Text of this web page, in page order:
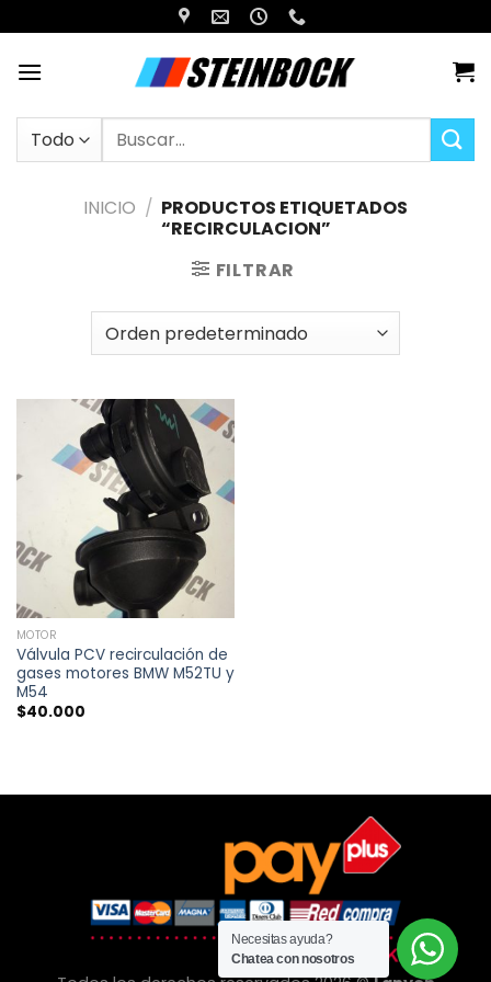
al
contenido
Buscar
INICIO / PRODUCTOS ETIQUETADOS
“RECIRCULACION”
FILTRAR
MOTOR
Válvula PCV recirculación de
gases motores BMW M52TU y
M54
$40.000
Necesitas ayuda?
Chatea con nosotros